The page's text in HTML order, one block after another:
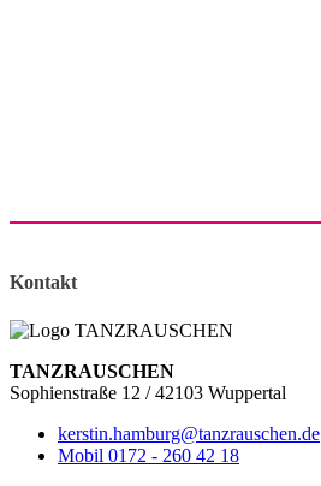
Kontakt
TANZRAUSCHEN
Sophienstraße 12 / 42103 Wuppertal
kerstin.hamburg@tanzrauschen.de
Mobil 0172 - 260 42 18